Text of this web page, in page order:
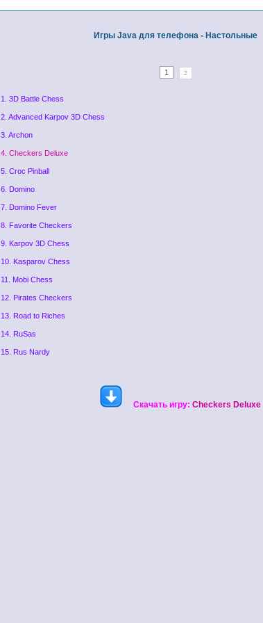
Игры Java для телефона - Настольные
1 2
1. 3D Battle Chess
2. Advanced Karpov 3D Chess
3. Archon
4. Checkers Deluxe
5. Croc Pinball
6. Domino
7. Domino Fever
8. Favorite Checkers
9. Karpov 3D Chess
10. Kasparov Chess
11. Mobi Chess
12. Pirates Checkers
13. Road to Riches
14. RuSas
15. Rus Nardy
Скачать игру: Checkers Deluxe